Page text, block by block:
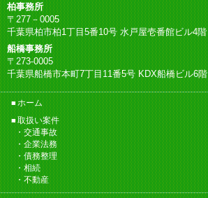
柏事務所
〒277－0005
千葉県柏市柏1丁目5番10号 水戸屋壱番館ビル4階
船橋事務所
〒273-0005
千葉県船橋市本町7丁目11番5号 KDX船橋ビル6階
ホーム
取扱い案件
交通事故
企業法務
債務整理
相続
不動産